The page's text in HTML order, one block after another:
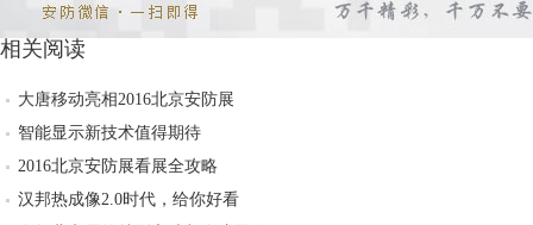
相关阅读
大唐移动亮相2016北京安防展
智能显示新技术值得期待
2016北京安防展看展全攻略
汉邦热成像2.0时代，给你好看